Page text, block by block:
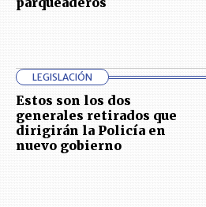
LEGISLACIÓN
Estos son los dos
generales retirados que
dirigirán la Policía en
nuevo gobierno